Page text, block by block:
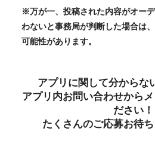
※万が一、投稿された内容がオー
わないと事務局が判断した場合は
可能性があります。
アプリに関して分からな
アプリ内お問い合わせから
ださい！
たくさんのご応募お待